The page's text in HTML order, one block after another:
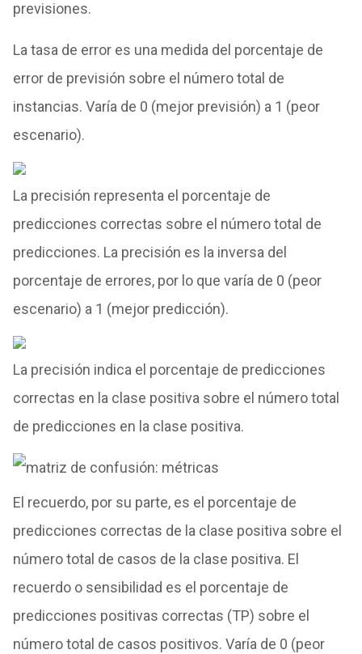
previsiones.
La tasa de error es una medida del porcentaje de
error de previsión sobre el número total de
instancias. Varía de 0 (mejor previsión) a 1 (peor
escenario).
La precisión representa el porcentaje de
predicciones correctas sobre el número total de
predicciones. La precisión es la inversa del
porcentaje de errores, por lo que varía de 0 (peor
escenario) a 1 (mejor predicción).
La precisión indica el porcentaje de predicciones
correctas en la clase positiva sobre el número total
de predicciones en la clase positiva.
El recuerdo, por su parte, es el porcentaje de
predicciones correctas de la clase positiva sobre el
número total de casos de la clase positiva. El
recuerdo o sensibilidad es el porcentaje de
predicciones positivas correctas (TP) sobre el
número total de casos positivos. Varía de 0 (peor